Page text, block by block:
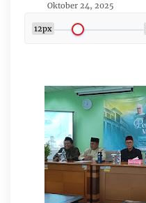
Oktober 24, 2025
12px